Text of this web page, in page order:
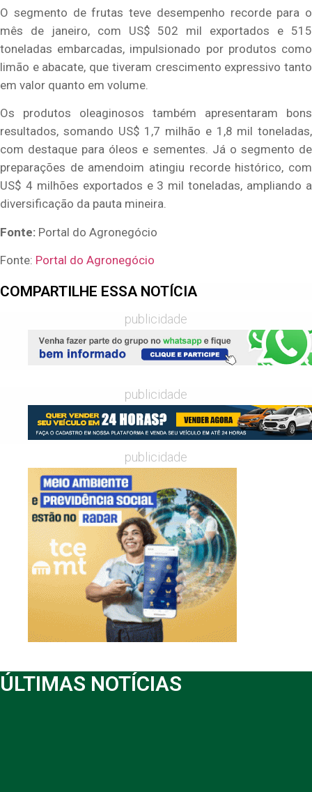
O segmento de frutas teve desempenho recorde para o
mês de janeiro, com US$ 502 mil exportados e 515
toneladas embarcadas, impulsionado por produtos como
limão e abacate, que tiveram crescimento expressivo tanto
em valor quanto em volume.
Os produtos oleaginosos também apresentaram bons
resultados, somando US$ 1,7 milhão e 1,8 mil toneladas,
com destaque para óleos e sementes. Já o segmento de
preparações de amendoim atingiu recorde histórico, com
US$ 4 milhões exportados e 3 mil toneladas, ampliando a
diversificação da pauta mineira.
Fonte: Portal do Agronegócio
Fonte: Portal do Agronegócio
COMPARTILHE ESSA NOTÍCIA
publicidade
publicidade
publicidade
ÚLTIMAS NOTÍCIAS